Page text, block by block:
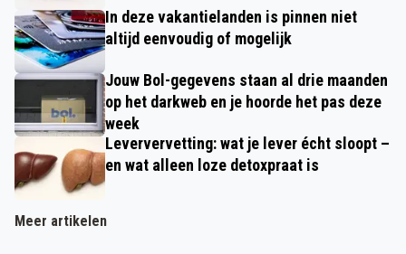
In deze vakantielanden is pinnen niet
altijd eenvoudig of mogelijk
Jouw Bol-gegevens staan al drie maanden
op het darkweb en je hoorde het pas deze
week
Leververvetting: wat je lever écht sloopt –
en wat alleen loze detoxpraat is
Meer artikelen